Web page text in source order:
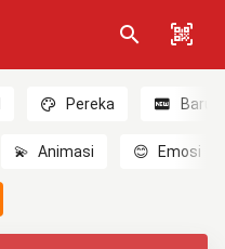
Pereka Baru
💫 Animasi 😊 Emosi